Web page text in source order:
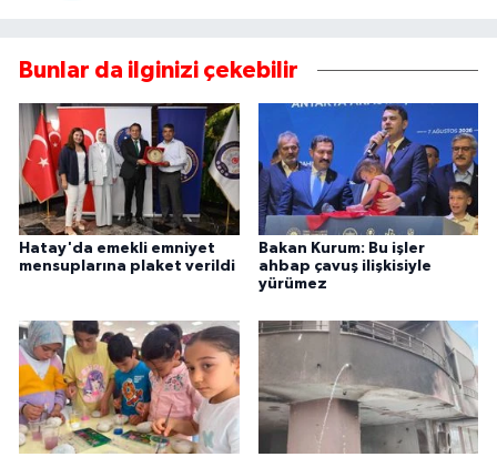
Bunlar da ilginizi çekebilir
Hatay'da emekli emniyet
mensuplarına plaket verildi
Bakan Kurum: Bu işler
ahbap çavuş ilişkisiyle
yürümez